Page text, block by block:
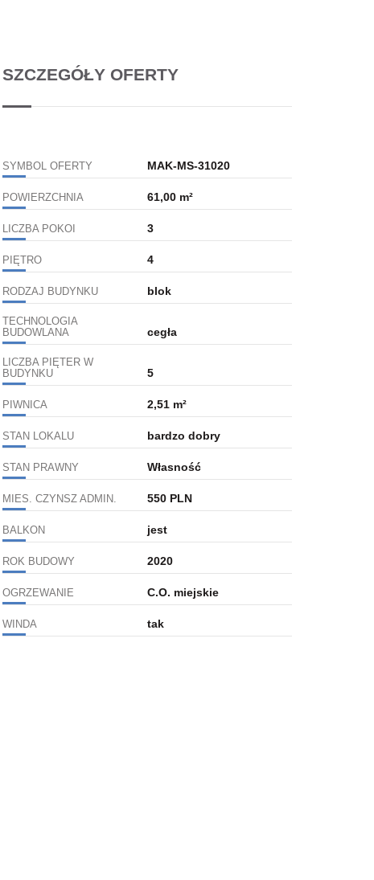
SZCZEGÓŁY OFERTY
SYMBOL OFERTY MAK-MS-31020
POWIERZCHNIA 61,00 m²
LICZBA POKOI 3
PIĘTRO 4
RODZAJ BUDYNKU blok
TECHNOLOGIA
BUDOWLANA
cegła
LICZBA PIĘTER W
BUDYNKU
5
PIWNICA 2,51 m²
STAN LOKALU bardzo dobry
STAN PRAWNY Własność
MIES. CZYNSZ ADMIN. 550 PLN
BALKON jest
ROK BUDOWY 2020
OGRZEWANIE C.O. miejskie
WINDA tak